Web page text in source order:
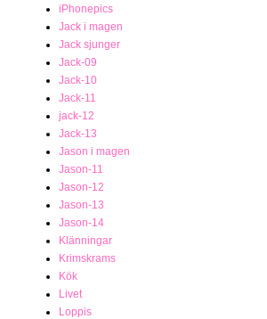
iPhonepics
Jack i magen
Jack sjunger
Jack-09
Jack-10
Jack-11
jack-12
Jack-13
Jason i magen
Jason-11
Jason-12
Jason-13
Jason-14
Klänningar
Krimskrams
Kök
Livet
Loppis